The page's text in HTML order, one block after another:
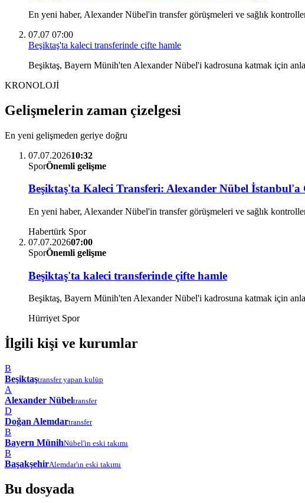
En yeni haber, Alexander Nübel'in transfer görüşmeleri ve sağlık
07.07 07:00
Beşiktaş'ta kaleci transferinde çifte hamle
Beşiktaş, Bayern Münih'ten Alexander Nübel'i kadrosuna katmak için
KRONOLOJİ
Gelişmelerin zaman çizelgesi
En yeni gelişmeden geriye doğru
07.07.202610:32
SporÖnemli gelişme
Beşiktaş'ta Kaleci Transferi: Alexander Nübel İstanbul'a
En yeni haber, Alexander Nübel'in transfer görüşmeleri ve sağlık
Habertürk Spor
07.07.202607:00
SporÖnemli gelişme
Beşiktaş'ta kaleci transferinde çifte hamle
Beşiktaş, Bayern Münih'ten Alexander Nübel'i kadrosuna katmak için
Hürriyet Spor
İlgili kişi ve kurumlar
B
Beşiktaştransfer yapan kulüp
A
Alexander Nübeltransfer
D
Doğan Alemdartransfer
B
Bayern MünihNübel'in eski takımı
B
BaşakşehirAlemdar'ın eski takımı
Bu dosyada